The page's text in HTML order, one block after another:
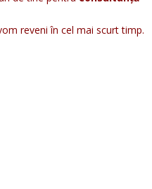
reveni în cel mai scurt timp.